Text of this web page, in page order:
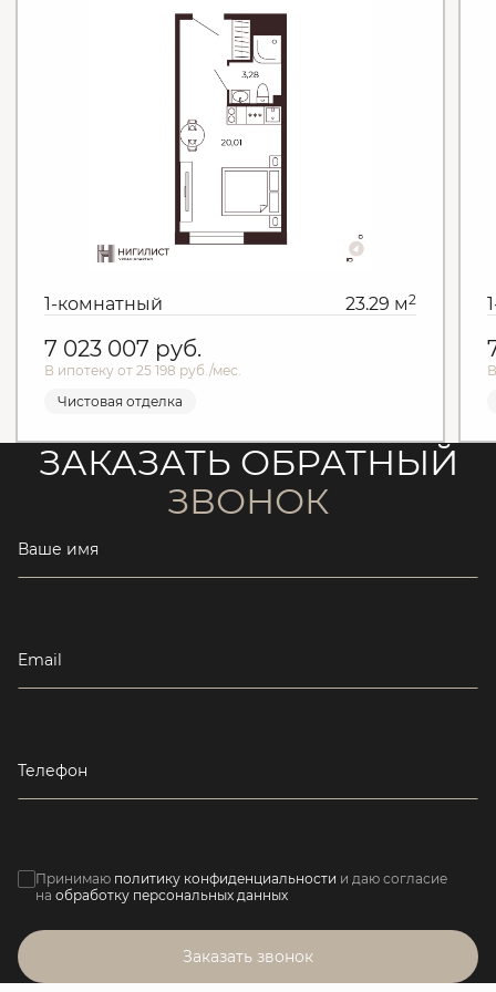
1-комнатный 23.29 м2
7 023 007 руб.
В ипотеку от 25 198 руб./мес.
Чистовая отделка
ЗАКАЗАТЬ ОБРАТНЫЙ
ЗВОНОК
Ваше имя
Email
Телефон
Принимаю политику конфиденциальности и даю согласие
на обработку персональных данных
Заказать звонок